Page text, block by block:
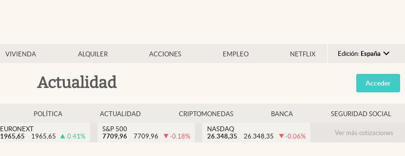
VIVIENDA ALQUILER ACCIONES EMPLEO NETFLIX Edición: España
Argentina
España
USA
Colombia
Actualidad Acceder
POLÍTICA ACTUALIDAD CRIPTOMONEDAS BANCA SEGURIDAD SOCIAL
EURONEXT
1965,65
1965,65 0.41%
S&P 500
7709,96
7709,96 -0.18%
NASDAQ
26.348,35
26.348,35 -0.06% Ver más cotizaciones